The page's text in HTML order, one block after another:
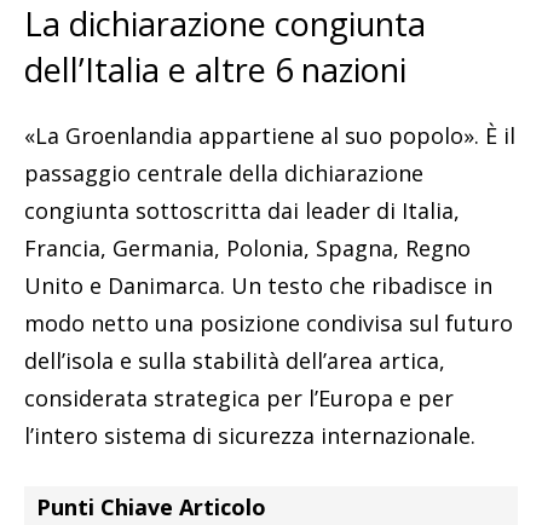
La dichiarazione congiunta
dell’Italia e altre 6 nazioni
«La Groenlandia appartiene al suo popolo». È il
passaggio centrale della dichiarazione
congiunta sottoscritta dai leader di Italia,
Francia, Germania, Polonia, Spagna, Regno
Unito e Danimarca. Un testo che ribadisce in
modo netto una posizione condivisa sul futuro
dell’isola e sulla stabilità dell’area artica,
considerata strategica per l’Europa e per
l’intero sistema di sicurezza internazionale.
Punti Chiave Articolo